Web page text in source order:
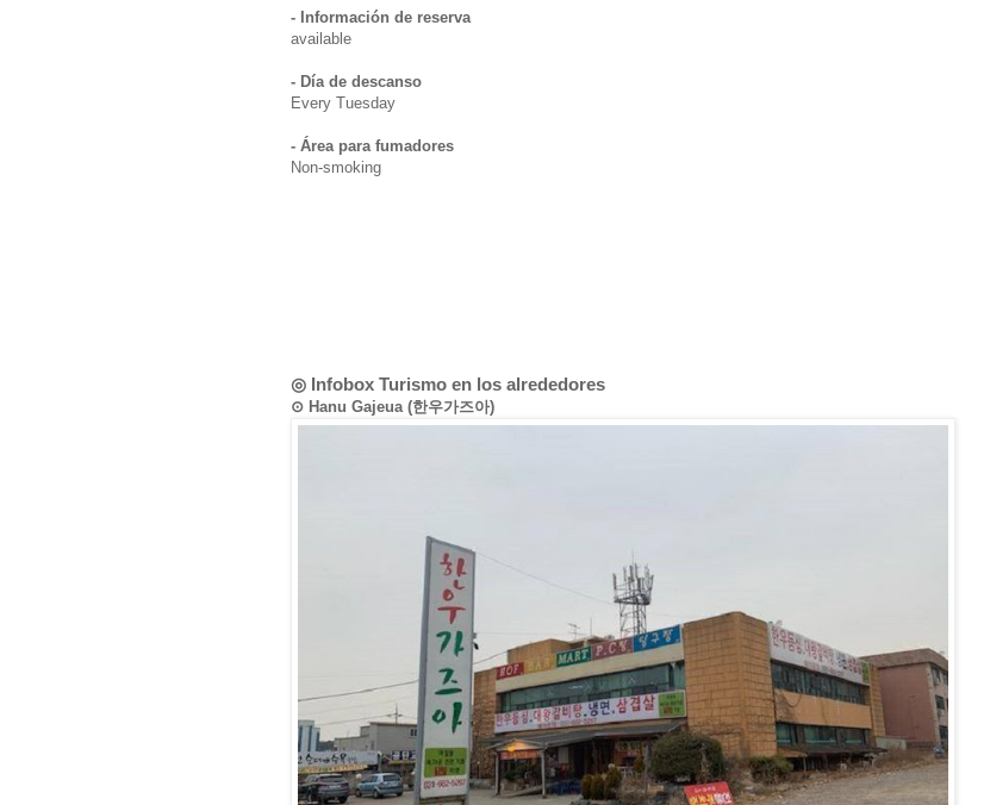
- Información de reserva
available
- Día de descanso
Every Tuesday
- Área para fumadores
Non-smoking
◎ Infobox Turismo en los alrededores
⊙ Hanu Gajeua (한우가즈아)